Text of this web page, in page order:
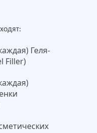
Геля-
Filler)